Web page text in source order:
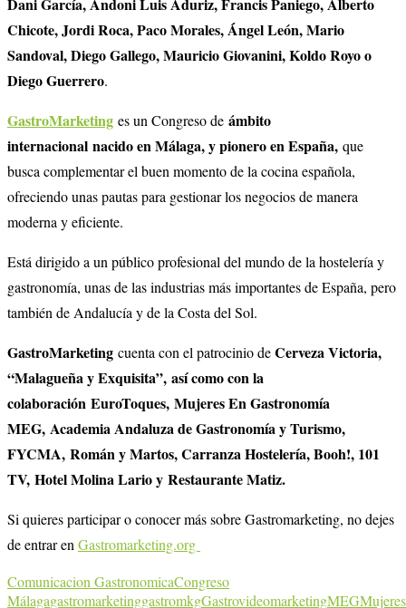
Chicote, Jordi Roca, Paco Morales, Ángel León, Mario
Sandoval, Diego Gallego, Mauricio Giovanini, Koldo Royo o
Diego Guerrero.
GastroMarketing es un Congreso de ámbito
internacional nacido en Málaga, y pionero en España, que
busca complementar el buen momento de la cocina española,
ofreciendo unas pautas para gestionar los negocios de manera
moderna y eficiente.
Está dirigido a un público profesional del mundo de la hostelería y
gastronomía, unas de las industrias más importantes de España, pero
también de Andalucía y de la Costa del Sol.
GastroMarketing cuenta con el patrocinio deCerveza Victoria,
“Malagueña y Exquisita”, así como con la
colaboración EuroToques, Mujeres En Gastronomía
MEG, Academia Andaluza de Gastronomía y Turismo,
FYCMA, Román y Martos, Carranza Hostelería, Booh!, 101
TV, Hotel Molina Lario y Restaurante Matiz.
Si quieres participar o conocer más sobre Gastromarketing, no dejes
de entrar en Gastromarketing.org
Comunicacion GastronomicaCongreso
MálagagastromarketinggastromkgGastrovideomarketingMEGMujeres